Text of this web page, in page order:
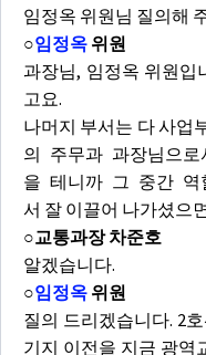
임정옥 위원님 질의해
○임정옥 위원
과장님, 임정옥 위원입
고요.
나머지 부서는 다 사업
의 주무과 과장님으
을 테니까 그 중간 역
서 잘 이끌어 나가셨으
○교통과장 차준호
알겠습니다.
○임정옥 위원
질의 드리겠습니다. 2
기지 이전을 지금 광역